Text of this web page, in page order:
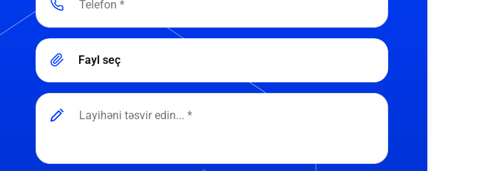
Fayl seç